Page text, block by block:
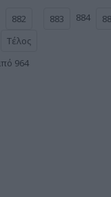
882 883 884
Τέλος
964